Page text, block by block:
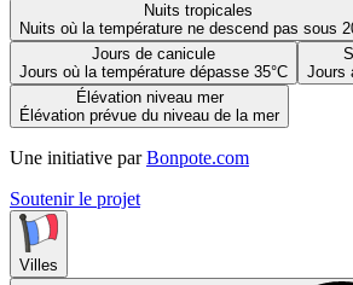
Nuits tropicales
Nuits où la température ne descend pas sous
Jours de canicule
Jours où la température dépasse 35°C
Jours
Élévation niveau mer
Élévation prévue du niveau de la mer
Une initiative par Bonpote.com
Soutenir le projet
Villes